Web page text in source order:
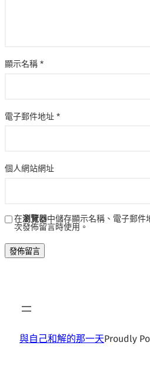
顯示名稱 *
電子郵件地址 *
個人網站網址
在瀏覽器中儲存顯示名稱、電子郵
次發佈留言時使用。
與自己和解的那一天Proudly